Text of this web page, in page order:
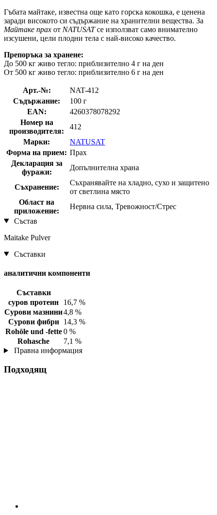
Гъбата майтаке, известна още като горска кокошка, е ценена
заради високото си съдържание на хранителни вещества. За
Майтаке прах от NATUSATсе използват само внимателно
изсушени, цели плодни тела с най-високо качество.
Препоръка за хранене:
До 500 кг живо тегло: приблизително 4 г на ден
От 500 кг живо тегло: приблизително 6 г на ден
Арт.-№:
NAT-412
Съдържание:
100 г
EAN:
4260378078292
Номер на
производителя:
412
Марки:
NATUSAT
Форма на прием: Прах
Декларация за
фуражи:
Допълнителна храна
Съхранение:
Съхранявайте на хладно, сухо и защитено
от светлина място
Област на
приложение:
Нервна сила, Тревожност/Стрес
Състав
Maitake Pulver
Съставки
аналитични компоненти
Съставки
суров протеин
16,7 %
Сурови мазнини4,8 %
Сурови фибри
14,3 %
Rohöle und -fette 0 %
Rohasche
7,1 %
Правна информация
Подходящ